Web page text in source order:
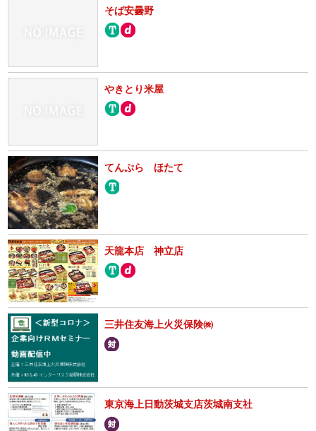
そば安曇野
やきとり米屋
てんぷら ほたて
天龍本店 神立店
三井住友海上火災保険㈱
東京海上日動茨城支店茨城南支社